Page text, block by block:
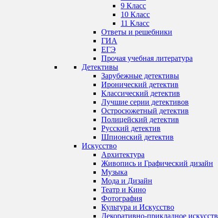
9 Класс
10 Класс
11 Класс
Ответы и решебники
ГИА
ЕГЭ
Прочая учебная литература
Детективы
Зарубежные детективы
Иронический детектив
Классический детектив
Лучшие серии детективов
Остросюжетный детектив
Полицейский детектив
Русский детектив
Шпионский детектив
Искусство
Архитектура
Живопись и Графический дизайн
Музыка
Мода и Дизайн
Театр и Кино
Фотография
Культура и Искусство
Декоративно-прикладное